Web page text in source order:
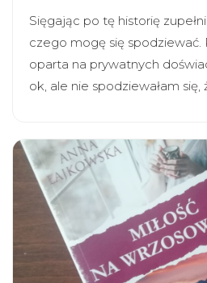
Sięgając po tę historię
czego mogę się spodziewać.
oparta na prywatnych
ok, ale nie spodziewałam